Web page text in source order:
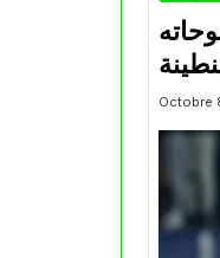
Octobre